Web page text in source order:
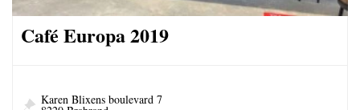
Café Europa 2019
Karen Blixens boulevard 7